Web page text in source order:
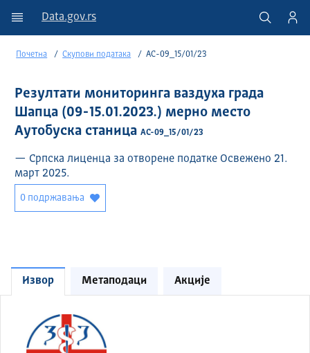
Data.gov.rs
Почетна Скупови података АС-09_15/01/23
Резултати мониторинга ваздуха града
Шапца (09-15.01.2023.) мерно место
Аутобуска станицаАС-09_15/01/23
— Српска лиценца за отворене податке Освежено 21.
март 2025.
0 подржавања
Извор Метаподаци Акције